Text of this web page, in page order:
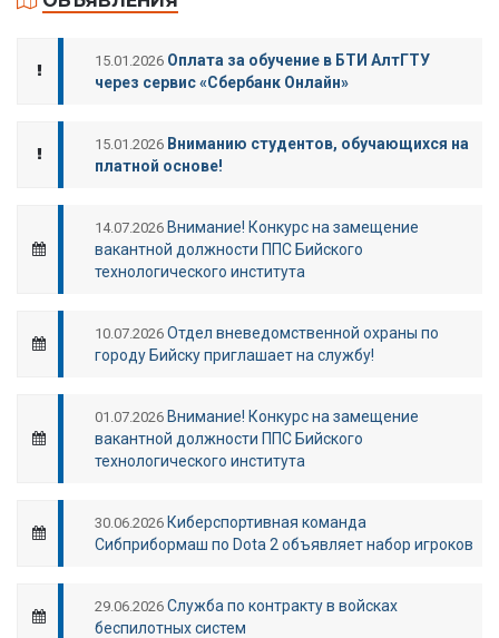
15.01.2026 Оплата за обучение в БТИ АлтГТУ
через сервис «Сбербанк Онлайн»
15.01.2026 Вниманию студентов, обучающихся на
платной основе!
14.07.2026 Внимание! Конкурс на замещение
вакантной должности ППС Бийского
технологического института
10.07.2026 Отдел вневедомственной охраны по
городу Бийску приглашает на службу!
01.07.2026 Внимание! Конкурс на замещение
вакантной должности ППС Бийского
технологического института
30.06.2026 Киберспортивная команда
Сибприбормаш по Dota 2 объявляет набор игроков
29.06.2026 Служба по контракту в войсках
беспилотных систем